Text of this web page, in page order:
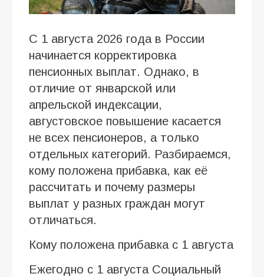
С 1 августа 2026 года в России
начинается корректировка
пенсионных выплат. Однако, в
отличие от январской или
апрельской индексации,
августовское повышение касается
не всех пенсионеров, а только
отдельных категорий. Разбираемся,
кому положена прибавка, как её
рассчитать и почему размеры
выплат у разных граждан могут
отличаться.
Кому положена прибавка с 1 августа
Ежегодно с 1 августа Социальный